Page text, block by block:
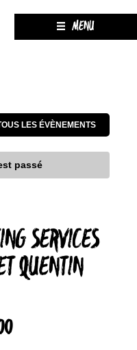
MENU
LES ÉVÈNEMENTS
passé
SERVICES
QUENTIN